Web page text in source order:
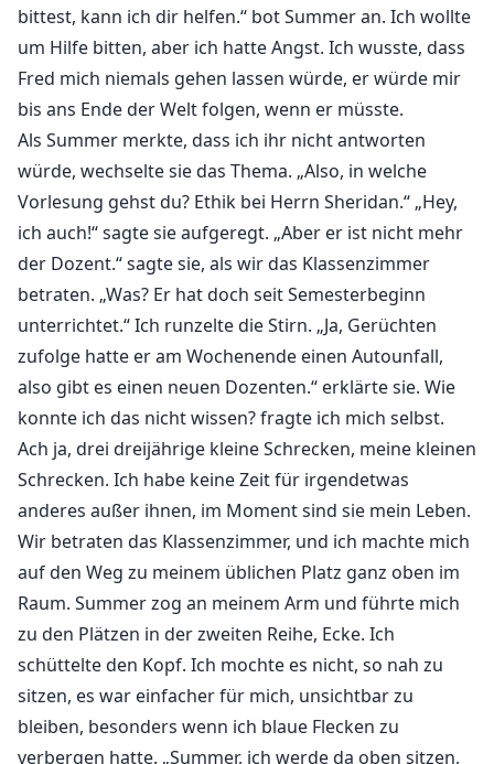
bittest, kann ich dir helfen.“ bot Summer an. Ich wollte
um Hilfe bitten, aber ich hatte Angst. Ich wusste, dass
Fred mich niemals gehen lassen würde, er würde mir
bis ans Ende der Welt folgen, wenn er müsste.
Als Summer merkte, dass ich ihr nicht antworten
würde, wechselte sie das Thema. „Also, in welche
Vorlesung gehst du? Ethik bei Herrn Sheridan.“ „Hey,
ich auch!“ sagte sie aufgeregt. „Aber er ist nicht mehr
der Dozent.“ sagte sie, als wir das Klassenzimmer
betraten. „Was? Er hat doch seit Semesterbeginn
unterrichtet.“ Ich runzelte die Stirn. „Ja, Gerüchten
zufolge hatte er am Wochenende einen Autounfall,
also gibt es einen neuen Dozenten.“ erklärte sie. Wie
konnte ich das nicht wissen? fragte ich mich selbst.
Ach ja, drei dreijährige kleine Schrecken, meine kleinen
Schrecken. Ich habe keine Zeit für irgendetwas
anderes außer ihnen, im Moment sind sie mein Leben.
Wir betraten das Klassenzimmer, und ich machte mich
auf den Weg zu meinem üblichen Platz ganz oben im
Raum. Summer zog an meinem Arm und führte mich
zu den Plätzen in der zweiten Reihe, Ecke. Ich
schüttelte den Kopf. Ich mochte es nicht, so nah zu
sitzen, es war einfacher für mich, unsichtbar zu
bleiben, besonders wenn ich blaue Flecken zu
verbergen hatte. „Summer, ich werde da oben sitzen,